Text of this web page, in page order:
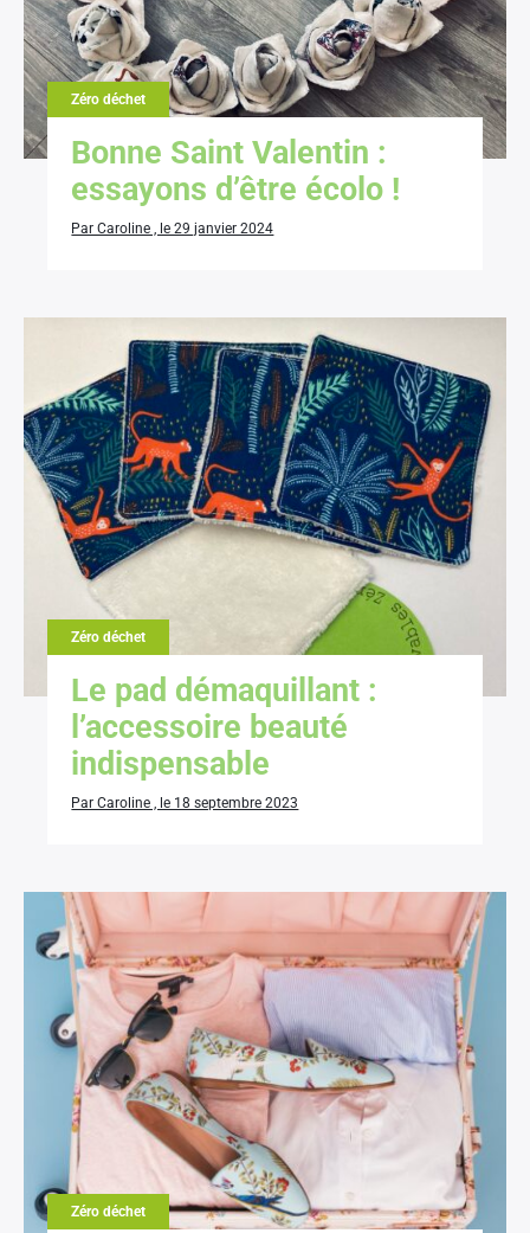
Zéro déchet
Bonne Saint Valentin :
essayons d’être écolo !
Par Caroline , le 29 janvier 2024
Zéro déchet
Le pad démaquillant :
l’accessoire beauté
indispensable
Par Caroline , le 18 septembre 2023
Zéro déchet